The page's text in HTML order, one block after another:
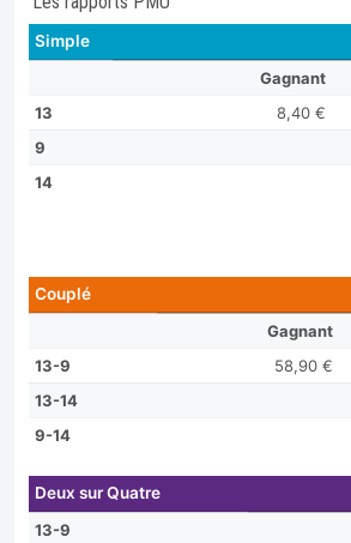
Simple
Gagnant
13
8,40 €
9
14
Couplé
Gagnant
13-9
58,90 €
13-14
9-14
Deux sur Quatre
13-9